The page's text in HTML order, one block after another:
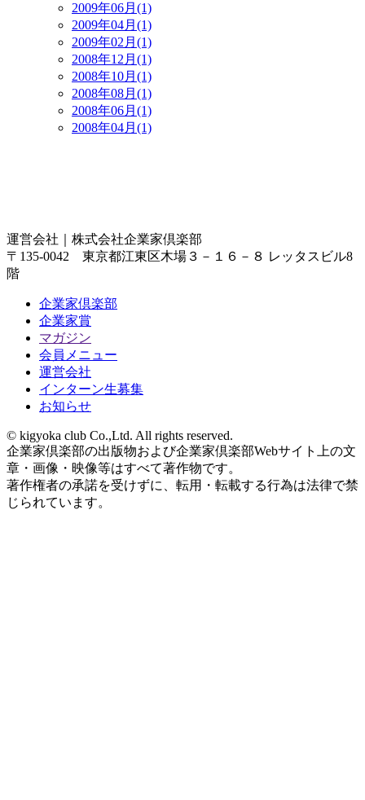
2009年06月(1)
2009年04月(1)
2009年02月(1)
2008年12月(1)
2008年10月(1)
2008年08月(1)
2008年06月(1)
2008年04月(1)
運営会社｜ 株式会社企業家倶楽部
〒135-0042 東京都江東区木場３－１６－８ レッタスビル8
階
企業家倶楽部
企業家賞
マガジン
会員メニュー
運営会社
インターン生募集
お知らせ
© kigyoka club Co.,Ltd. All rights reserved.
企業家倶楽部の出版物および企業家倶楽部Webサイト上の文
章・画像・映像等はすべて著作物です。
著作権者の承諾を受けずに、転用・転載する行為は法律で禁
じられています。